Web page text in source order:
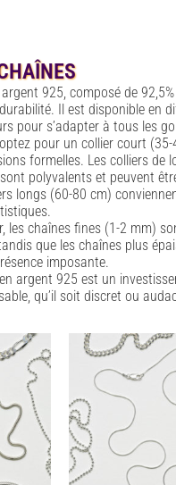
925, composé de 92,5%
Il est disponible en
pour s’adapter à tous les
pour un collier court (35-
formelles. Les colliers de
polyvalents et peuvent
longs (60-80 cm)
les chaînes fines (1-2 mm)
que les chaînes plus
imposante.
argent 925 est un
qu’il soit discret ou